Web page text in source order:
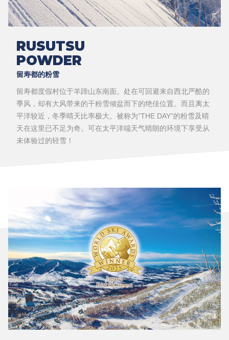
RUSUTSU
POWDER
留寿都的粉雪
留寿都度假村位于羊蹄山东南面。处在可回避来自西北严酷的
季风，却有大风带来的干粉雪倾盆而下的绝佳位置。而且离太
平洋较近，冬季晴天比率极大。被称为“THE DAY”的粉雪及晴
天在这里已不足为奇。可在太平洋端天气晴朗的环境下享受从
未体验过的轻雪！